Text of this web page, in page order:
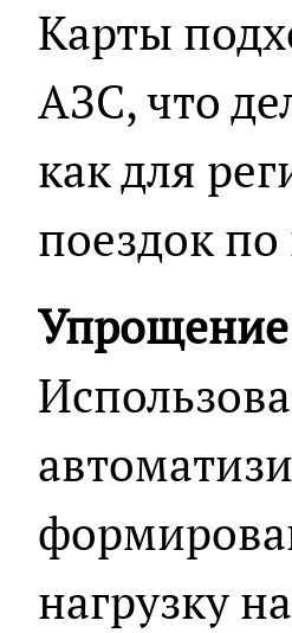
Карты
АЗС, что
как для
поездок по
Упрощение
нагрузку